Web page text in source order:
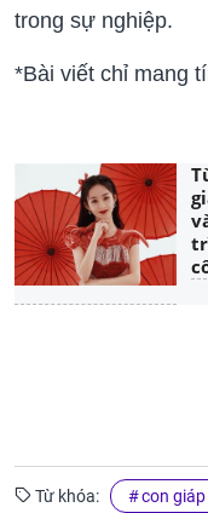
trong sự nghiệp.
*Bài viết chỉ mang
Từ khóa: con